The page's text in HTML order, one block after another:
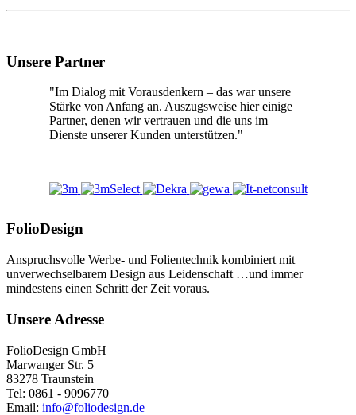
Unsere Partner
"Im Dialog mit Vorausdenkern – das war unsere
Stärke von Anfang an. Auszugsweise hier einige
Partner, denen wir vertrauen und die uns im
Dienste unserer Kunden unterstützen."
FolioDesign
Anspruchsvolle Werbe- und Folientechnik kombiniert mit
unverwechselbarem Design aus Leidenschaft …und immer
mindestens einen Schritt der Zeit voraus.
Unsere Adresse
FolioDesign GmbH
Marwanger Str. 5
83278 Traunstein
Tel: 0861 - 9096770
Email: info@foliodesign.de